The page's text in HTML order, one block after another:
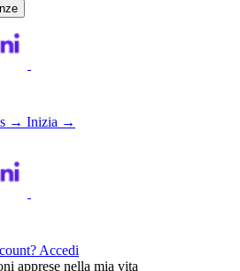
→ Inizia →
Accedi
apprese nella mia vita